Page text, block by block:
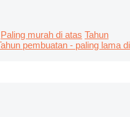
Paling murah di atas Tahun
pembuatan - paling lama di